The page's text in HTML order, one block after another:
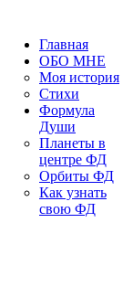
Главная
ОБО МНЕ
Моя история
Стихи
Формула
Души
Планеты в
центре ФД
Орбиты ФД
Как узнать
свою ФД